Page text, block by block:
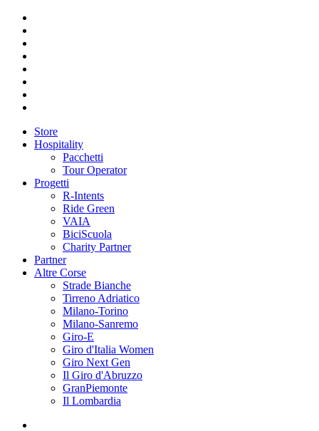
Store
Hospitality
Pacchetti
Tour Operator
Progetti
R-Intents
Ride Green
VAIA
BiciScuola
Charity Partner
Partner
Altre Corse
Strade Bianche
Tirreno Adriatico
Milano-Torino
Milano-Sanremo
Giro-E
Giro d'Italia Women
Giro Next Gen
Il Giro d'Abruzzo
GranPiemonte
Il Lombardia